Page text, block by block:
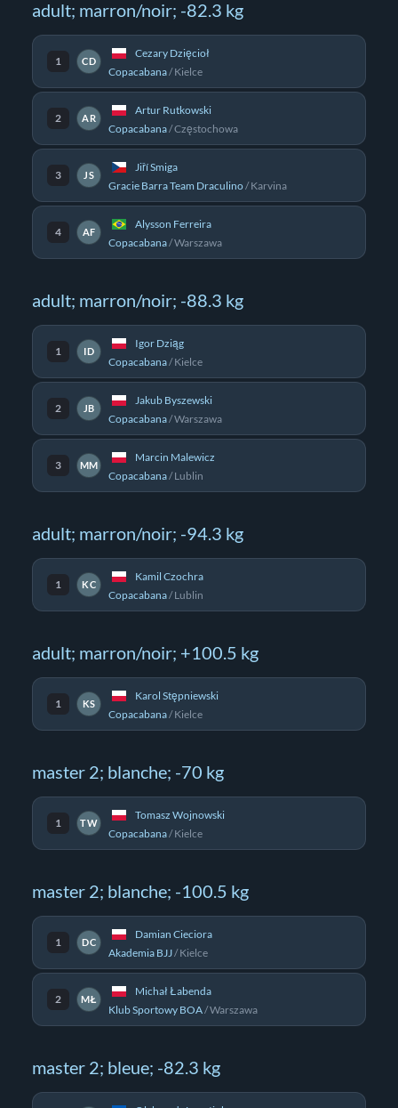
adult; marron/noir; -82.3 kg
1 CD
Cezary Dzięcioł
Copacabana/Kielce
2 AR
Artur Rutkowski
Copacabana/Częstochowa
3 JS
Jiří Smiga
Gracie Barra Team Draculino/Karvina
4 AF
Alysson Ferreira
Copacabana/Warszawa
adult; marron/noir; -88.3 kg
1 ID
Igor Dziąg
Copacabana/Kielce
2 JB
Jakub Byszewski
Copacabana/Warszawa
3 MM
Marcin Malewicz
Copacabana/Lublin
adult; marron/noir; -94.3 kg
1 KC
Kamil Czochra
Copacabana/Lublin
adult; marron/noir; +100.5 kg
1 KS
Karol Stępniewski
Copacabana/Kielce
master 2; blanche; -70 kg
1 TW
Tomasz Wojnowski
Copacabana/Kielce
master 2; blanche; -100.5 kg
1 DC
Damian Cieciora
Akademia BJJ/Kielce
2 MŁ
Michał Łabenda
Klub Sportowy BOA/Warszawa
master 2; bleue; -82.3 kg